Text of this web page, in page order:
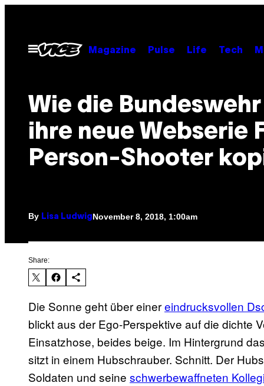
contentOpen
Menu
Magazine Pulse Life Tech
Wie die
ihre neue Webserie
Person-Shooter
By Lisa Ludwig November 8, 2018, 1:00am
Share:
Die Sonne geht über einereindrucksvollen
blickt aus der Ego-Perspektive auf die dichte
Einsatzhose, beides beige. Im Hintergrund
sitzt in einem Hubschrauber. Schnitt. Der
Soldaten und seine schwerbewaffneten